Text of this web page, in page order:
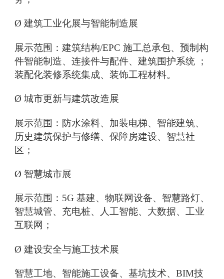
Ø 建筑工业化展与智能制造展
展示范围：建筑结构/EPC 施工总承包、预制构
件智能制造、连接件与配件、建筑围护系统 ；
装配化装修系统集成、装饰工程材料。
Ø 城市更新与建筑改造展
展示范围：防水涂料、加装电梯、智能建筑、
历史建筑保护与修缮、保障房建设、智慧社
区；
Ø 智慧城市展
展示范围：5G 基建、物联网设备、智慧路灯、
智慧城管、充电桩、人工智能、大数据、工业
互联网；
Ø 建设安全与施工技术展
智慧工地、智能施工设备、基坑技术、BIM技